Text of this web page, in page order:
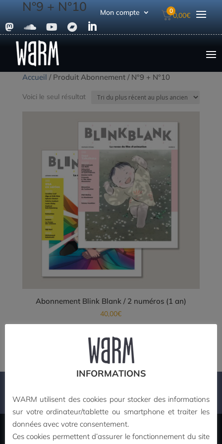
Mon compte 00,00€
    
Accueil / Produit Abonnement / N°9 + N°10
N°9 + N°10
Voici le seul résultat
Abonnement Blink Blank / 2 numéros (1 an)
40,00€
Choix des options
Ce
options
peuvent
choisies
MON COMPTE
INFORMATIONS
WARM utilisent des cookies pour stocker des informations
sur votre ordinateur/tablette ou smartphone et traiter les
données avec votre consentement.
Ces cookies permettent d’assurer le fonctionnement du site